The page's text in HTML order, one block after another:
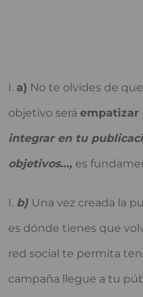
a) No te olvides de
objetivo será empatizar
integrar en tu
objetivos…, es
b) Una vez creada la
es dónde tienes que
red social te permita
campaña llegue a tu